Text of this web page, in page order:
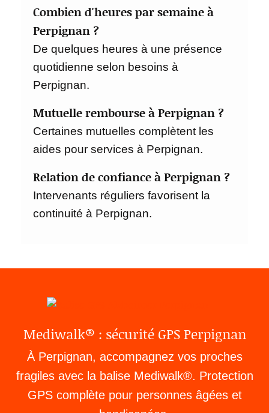
Combien d'heures par semaine à
Perpignan ?
De quelques heures à une présence
quotidienne selon besoins à
Perpignan.
Mutuelle rembourse à Perpignan ?
Certaines mutuelles complètent les
aides pour services à Perpignan.
Relation de confiance à Perpignan ?
Intervenants réguliers favorisent la
continuité à Perpignan.
Mediwalk® : sécurité GPS Perpignan
À Perpignan, accompagnez vos proches
fragiles avec la balise Mediwalk®. Protection
GPS complète pour personnes âgées et